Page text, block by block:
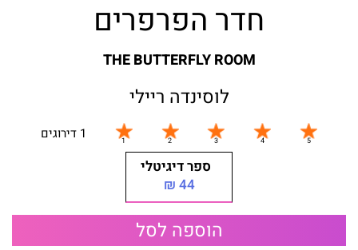
חדר הפרפרים
THE BUTTERFLY ROOM
לוסינדה ריילי
1 דירוגים
ספר דיגיטלי
44 ₪
הוספה לסל